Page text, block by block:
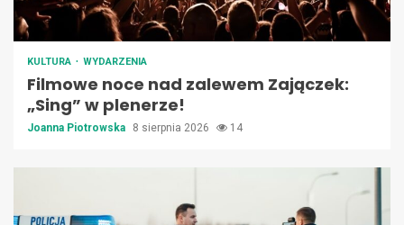
KULTURA WYDARZENIA
Filmowe noce nad zalewem Zajączek:
„Sing” w plenerze!
Joanna Piotrowska 8 sierpnia 2026 14